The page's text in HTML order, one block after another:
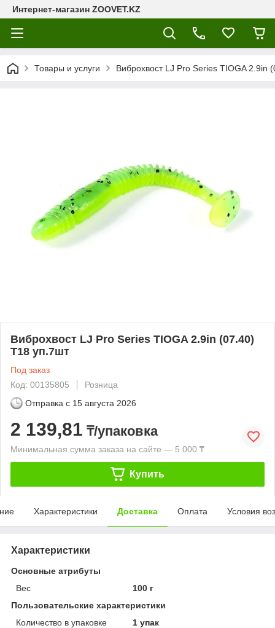
Интернет-магазин ZOOVET.KZ
Товары и услуги Виброхвост LJ Pro Series TIOGA 2.9in
Виброхвост LJ Pro Series TIOGA 2.9in (07.40)
T18 уп.7шт
Под заказ
Код: 00135805
Розница
Отправка с 15 августа 2026
2 139,81 ₸/упаковка
Минимальная сумма заказа на сайте — 5 000 ₸
Купить
Характеристики Доставка Оплата Условия
Характеристики
Основные атрибуты
Вес
100 г
Пользовательские характеристики
Количество в упаковке
1 упак